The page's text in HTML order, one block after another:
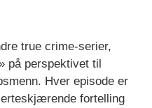
true crime-serier,
på perspektivet til
Hver episode er
fortelling